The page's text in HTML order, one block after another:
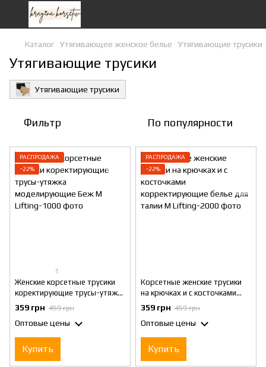
Каталог Утягивающее женское белье Утягивающие трусики
Утягивающие трусики
Утягивающие трусики
Фильтр По популярности
РАСПРОДАЖА
−22%
1
Женские корсетные трусики
коректирующие трусы-утяжка
моделирующие Беж M
359 грн 459 грн
Оптовые цены
Купить
РАСПРОДАЖА
−22%
Корсетные женские трусики
на крючках и с косточками
корректирующие белье для
талии M
359 грн 459 грн
Оптовые цены
Купить